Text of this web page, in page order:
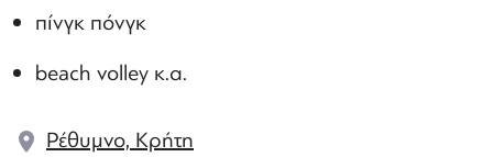
πίνγκ πόνγκ
beach volley κ.α.
Ρέθυμνο, Κρήτη